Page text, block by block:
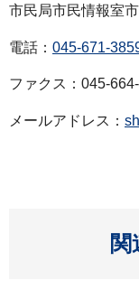
市民局市民情報室
電話： 045-671-
ファクス：045-
メールアドレス：
関